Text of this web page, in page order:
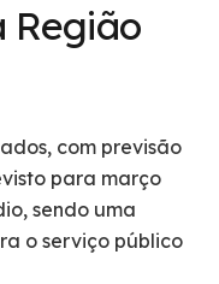
Região
com previsão
para março
sendo uma
o serviço público